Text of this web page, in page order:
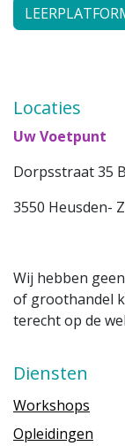
Locaties
Uw Voetpunt
Dorpsstraat 35
3550 Heusden-
Wij hebben
of groothandel
terecht op de
Diensten
Workshops
Opleidingen